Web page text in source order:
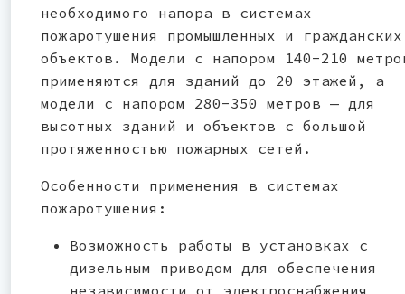
необходимого напора в системах
пожаротушения промышленных и гражданских
объектов. Модели с напором 140-210
применяются для зданий до 20 этажей, а
модели с напором 280-350 метров — для
высотных зданий и объектов с большой
протяженностью пожарных сетей.
Особенности применения в системах
пожаротушения:
Возможность работы в установках с
дизельным приводом для обеспечения
независимости от электроснабжения